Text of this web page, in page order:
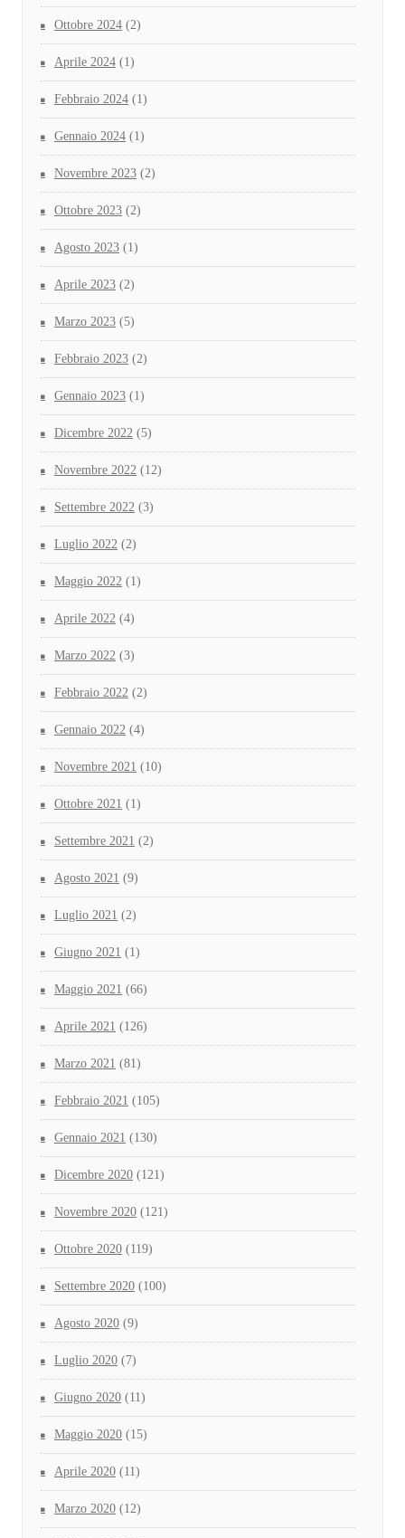
Ottobre 2024 (2)
Aprile 2024 (1)
Febbraio 2024 (1)
Gennaio 2024 (1)
Novembre 2023 (2)
Ottobre 2023 (2)
Agosto 2023 (1)
Aprile 2023 (2)
Marzo 2023 (5)
Febbraio 2023 (2)
Gennaio 2023 (1)
Dicembre 2022 (5)
Novembre 2022 (12)
Settembre 2022 (3)
Luglio 2022 (2)
Maggio 2022 (1)
Aprile 2022 (4)
Marzo 2022 (3)
Febbraio 2022 (2)
Gennaio 2022 (4)
Novembre 2021 (10)
Ottobre 2021 (1)
Settembre 2021 (2)
Agosto 2021 (9)
Luglio 2021 (2)
Giugno 2021 (1)
Maggio 2021 (66)
Aprile 2021 (126)
Marzo 2021 (81)
Febbraio 2021 (105)
Gennaio 2021 (130)
Dicembre 2020 (121)
Novembre 2020 (121)
Ottobre 2020 (119)
Settembre 2020 (100)
Agosto 2020 (9)
Luglio 2020 (7)
Giugno 2020 (11)
Maggio 2020 (15)
Aprile 2020 (11)
Marzo 2020 (12)